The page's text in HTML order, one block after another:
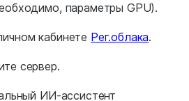
параметры GPU).
кабинете Рег.облака.
сервер.
ИИ-ассистент